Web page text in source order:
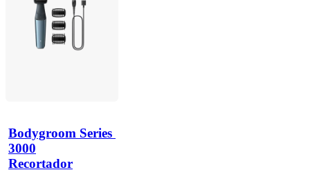
Bodygroom Series
3000
Recortador